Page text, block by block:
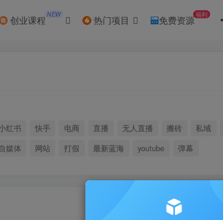
创业课程 NEW 热门项目 免费资源福利
红书 快手 电商 直播 无人直播 搬砖 私域
自媒体 网站 打假 最新蓝海 youtube 弹幕